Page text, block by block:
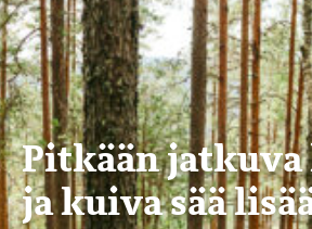
Pitkään
ja kuiva sää